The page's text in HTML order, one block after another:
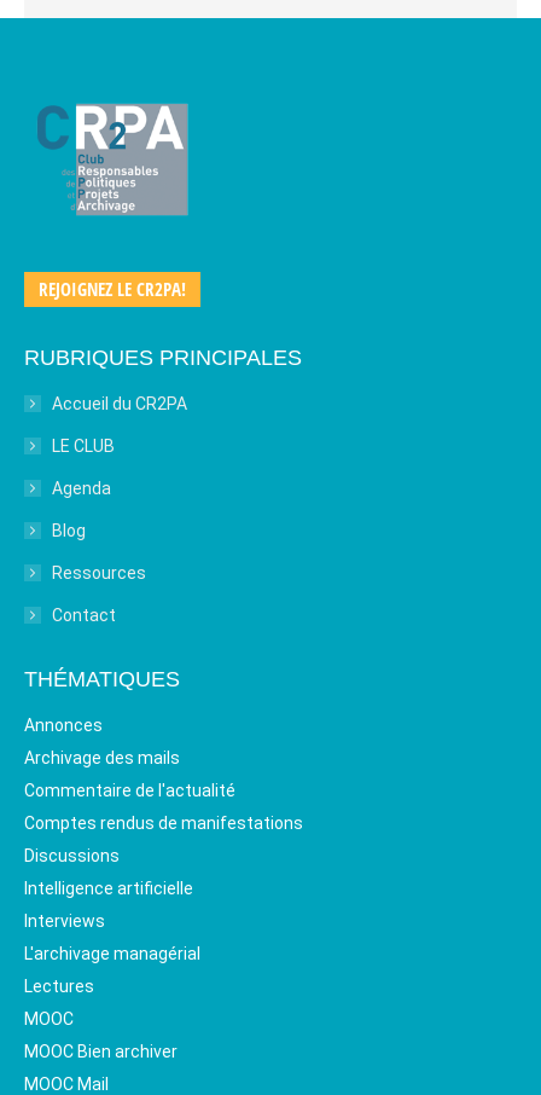
REJOIGNEZ LE CR2PA!
RUBRIQUES PRINCIPALES
Accueil du CR2PA
LE CLUB
Agenda
Blog
Ressources
Contact
THÉMATIQUES
Annonces
Archivage des mails
Commentaire de l'actualité
Comptes rendus de manifestations
Discussions
Intelligence artificielle
Interviews
L'archivage managérial
Lectures
MOOC
MOOC Bien archiver
MOOC Mail